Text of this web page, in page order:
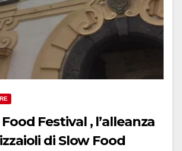
Festival , l’alleanza
di Slow Food